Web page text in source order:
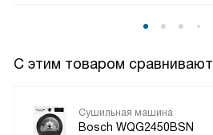
С этим товаром сравнивают
Сушильная машина
Bosch WQG2450BSN